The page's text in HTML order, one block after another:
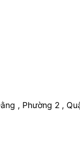
, Phường 2 ,